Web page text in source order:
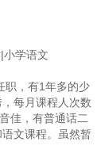
小学语文
职，有1年多的少
每月课程人次数
佳，有普通话二
文课程。虽然暂
课堂教育相比，